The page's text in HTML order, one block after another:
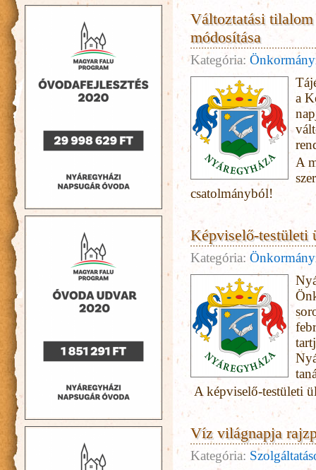
Változtatási tilalom
módosítása
Kategória:
a
A
csatolmányból!
Képviselő-testületi
Kategória:
A képviselő-testületi
Víz világnapja
Kategória: